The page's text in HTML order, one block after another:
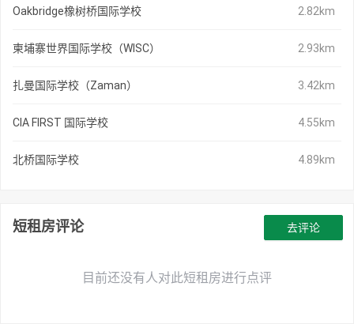
Oakbridge橡树桥国际学校 2.82km
柬埔寨世界国际学校（WISC） 2.93km
扎曼国际学校（Zaman） 3.42km
CIA FIRST 国际学校 4.55km
北桥国际学校 4.89km
短租房评论
目前还没有人对此短租房进行点评
去评论